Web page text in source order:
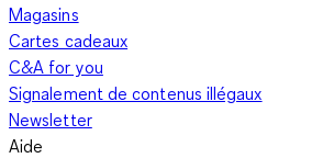
Magasins
Cartes cadeaux
C&A for you
Signalement de contenus illégaux
Newsletter
Aide